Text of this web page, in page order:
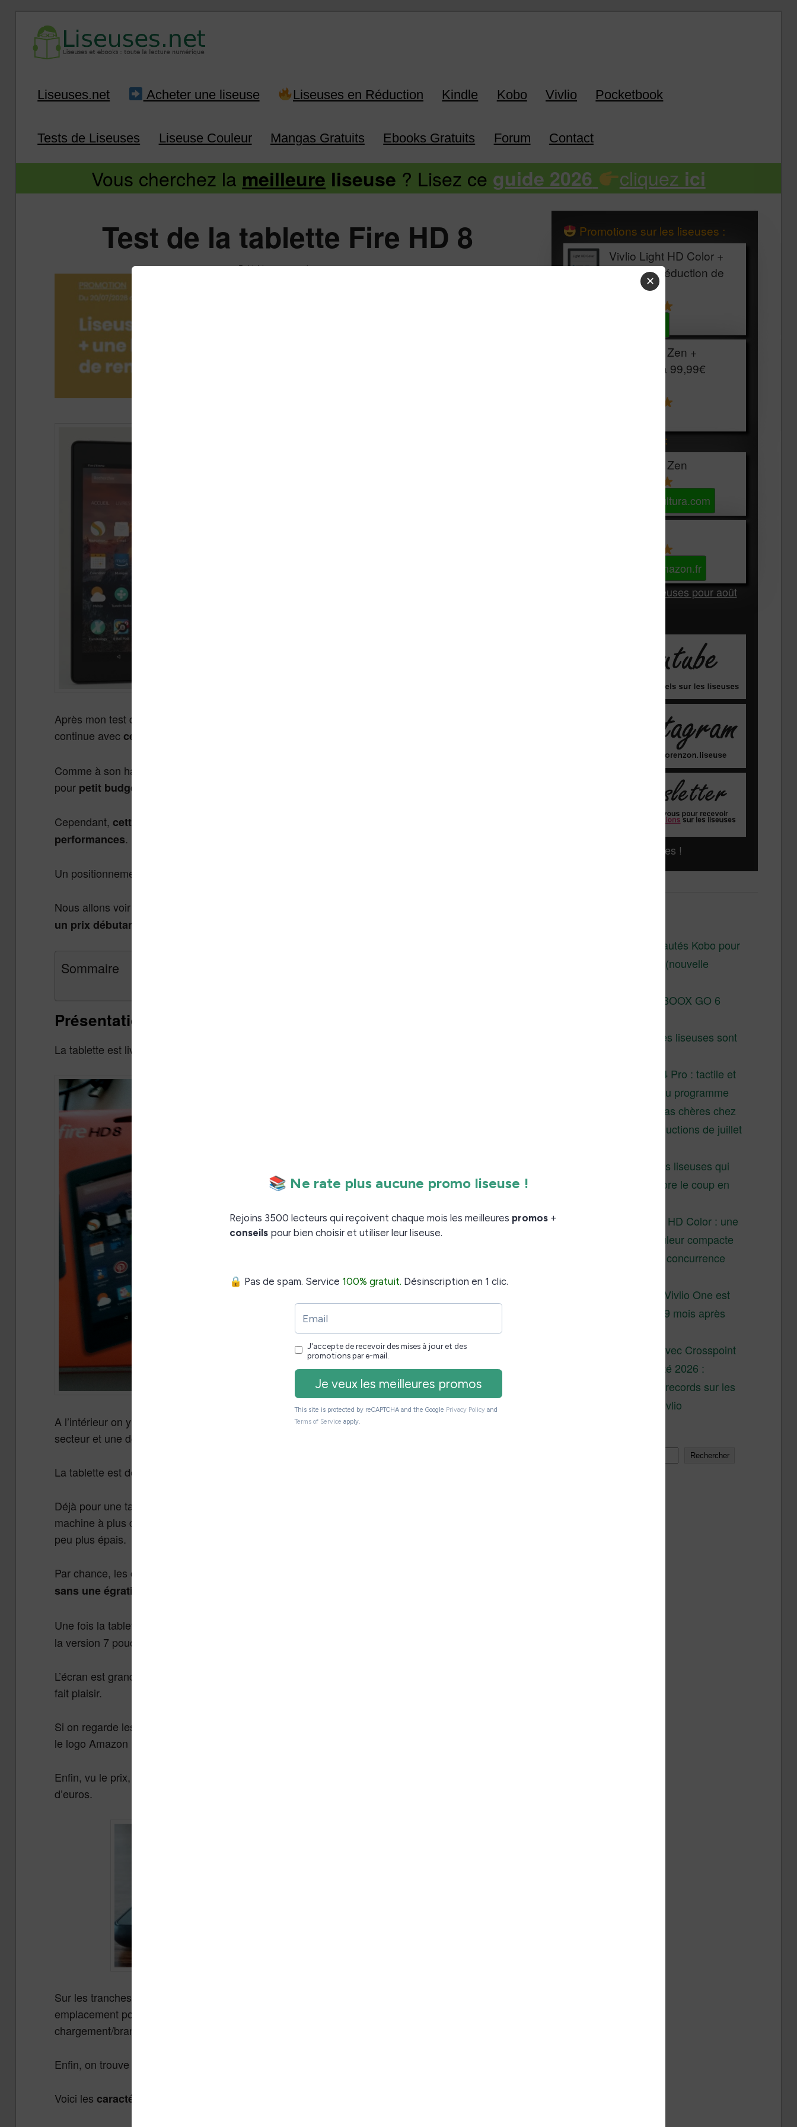
Infos sur les liseuses Kindle, Kobo, Vivlio, Pocketbook
Liseuses.net Acheter une liseuse Liseuses en Réduction Kindle Kobo Vivlio Pocketbook
Tests de Liseuses Liseuse Couleur Mangas Gratuits Ebooks Gratuits Forum Contact
Vous cherchez la meilleure liseuse ? Lisez ce guide 2026 cliquez ici
Test de la tablette Fire HD 8
Publié le20 septembre 2017
Après mon test de la Fire, une tablette 7 pouces vendue par Amazon, il était logique que je
continue avec ce test du nouveau modèle Fire HD 8
Comme à son habitude depuis plusieurs années, Amazon a sorti une nouvelle tablette Android
pour petit budget
Cependant, cette tablette tente une espèce de grand écart entre le “low cost” et les
performances.
Un positionnement qui ne m’a pas semblé aussi intéressant que pour le modèle le moins cher…
Nous allons voir tout ceci en détail. Mais avant tout, savez que cette machine est
un prix débutant à 109,99€ pour la version 16 Go
Sommaire
Présentation et packaging
La tablette est livrée dans un packaging orange en carton très léger.
A l’intérieur on y trouve l’appareil de 8 pouces, un câble de chargement USB, un adaptateur
secteur et une documentation très légère.
La tablette est déjà un peu chargée, on peut donc l’allumer directement.
Déjà pour une tablette à 70€ la boîte vraiment basique était un peu décevante, mais pour une
machine à plus de 100€ c’est un peu étrange. On aurait préféré une tablette avec un carton un
peu plus épais.
Par chance, les cartons de livraison d’Amazon sont très solides, donc
sans une égratignure
Une fois la tablette prise en main, c’est une
la version 7 pouces de fin 2015.
L’écran est grand, et n’a pas un format étrange. Bref, cela ressemble à une vraie tablette et cela
fait plaisir.
Si on regarde les plastiques avec attention, ceux-ci semblent solides. L’ensemble est rigide. Mais
le logo Amazon présent au dos de la tablette révèle des finitions pas extraordinaire.
Enfin, vu le prix, cela me semble correct avec ce qu’on peut attendre d’une tablette à une centaine
d’euros.
Sur les tranches de la Fire HD 8, on trouve les boutons de volume, une prise casque, un
emplacement pour une carte micro-SD et un bouton on/of ; sans oublier un mort de
chargement/branchement micro-USB.
Enfin, on trouve deux capteurs photos, un pour chaque face de la tablette.
Voici les caractéristiques techniques
Promotions sur les liseuses :
Vivlio Light HD Color +
HOUSSE réduction de
Vivlio Light Zen +
HOUSSE à 99,99€
Les accessibles :
Vivlio Light Zen
Voir sur Cultura.com
Voir sur Amazon.fr
Les Meilleures liseuses pour août
Liseuses pas chères !
Les nouveautés Kobo pour
la fin 2026 (nouvelle
Test de la BOOX GO 6
Pourquoi les liseuses sont
XTEINK X4 Pro : tactile et
éclairage au programme
Liseuses pas chères chez
Vivlio – réductions de juillet
3 anciennes liseuses qui
valent encore le coup en
Vivlio Light HD Color : une
liseuse couleur compacte
à prix défiant toute concurrence
La liseuse Vivlio One est
un succès 9 mois après
XTEINK X4 : test avec Crosspoint
Soldes d’été 2026 :
réductions records sur les
liseuses Kobo et Vivlio
Rechercher
✕